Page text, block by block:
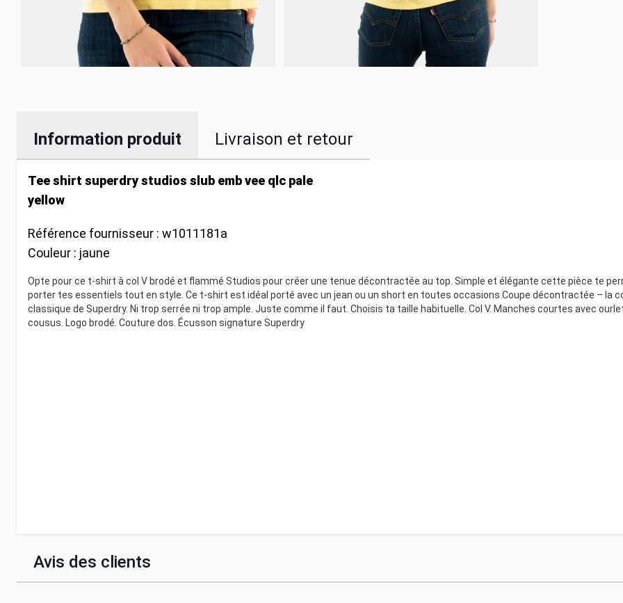
Information produit Livraison et retour
Tee shirt superdry studios slub emb vee qlc pale
yellow
Référence fournisseur : w1011181a
Couleur : jaune
Opte pour ce t-shirt à col V brodé et flammé Studios pour créer une tenue décontractée au top. Simple et élégante cette pièce te
porter tes essentiels tout en style. Ce t-shirt est idéal porté avec un jean ou un short en toutes occasions.Coupe décontractée – la
classique de Superdry. Ni trop serrée ni trop ample. Juste comme il faut. Choisis ta taille habituelle. Col V. Manches courtes avec
cousus. Logo brodé. Couture dos. Écusson signature Superdry
Avis des clients